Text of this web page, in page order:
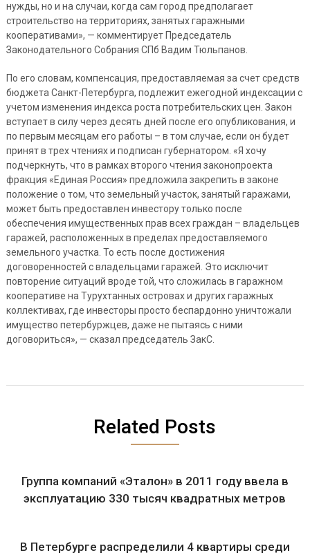
нужды, но и на случаи, когда сам город предполагает
строительство на территориях, занятых гаражными
кооперативами», — комментирует Председатель
Законодательного Собрания СПб Вадим Тюльпанов.
По его словам, компенсация, предоставляемая за счет средств
бюджета Санкт-Петербурга, подлежит ежегодной индексации с
учетом изменения индекса роста потребительских цен. Закон
вступает в силу через десять дней после его опубликования, и
по первым месяцам его работы – в том случае, если он будет
принят в трех чтениях и подписан губернатором. «Я хочу
подчеркнуть, что в рамках второго чтения законопроекта
фракция «Единая Россия» предложила закрепить в законе
положение о том, что земельный участок, занятый гаражами,
может быть предоставлен инвестору только после
обеспечения имущественных прав всех граждан – владельцев
гаражей, расположенных в пределах предоставляемого
земельного участка. То есть после достижения
договоренностей с владельцами гаражей. Это исключит
повторение ситуаций вроде той, что сложилась в гаражном
кооперативе на Турухтанных островах и других гаражных
коллективах, где инвесторы просто беспардонно уничтожали
имущество петербуржцев, даже не пытаясь с ними
договориться», — сказал председатель ЗакС.
Related Posts
Группа компаний «Эталон» в 2011 году ввела в
эксплуатацию 330 тысяч квадратных метров
В Петербурге распределили 4 квартиры среди